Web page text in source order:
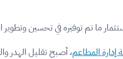
ما تم توفيره في تحسين
إدارة المطاعم، أصبح تقليل الهدر